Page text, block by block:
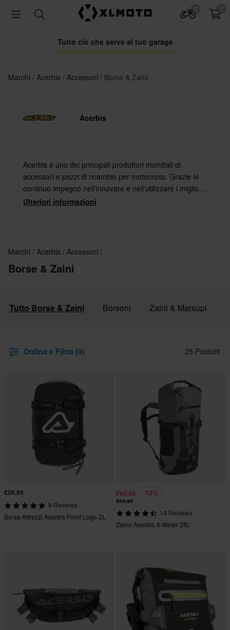
Tutto ciò che serve al tuo garage
Marchi Acerbis Accessori Borse & Zaini
Acerbis
Acerbis è uno dei principali produttori mondiali di
accessori e pezzi di ricambio per motocross. Grazie al
continuo impegno nell'innovare e nell'utilizzare i migliori
materiali abbinati alle tecnologie più avanzate, Acerbis
Ulteriori informazioni
Marchi Acerbis Accessori
Borse & Zaini
Tutto Borse & Zaini Borsoni Zaini & Marsupi
Ordina e Filtra (0) 25 Prodotti
€26,99
9 Reviews
Borsa Attrezzi Acerbis Front Logo 2L
€60,99 -13%
€69,99
14 Reviews
Zaino Acerbis X-Water 28L